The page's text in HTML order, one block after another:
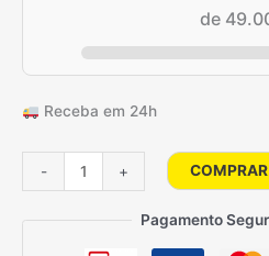
de
Receba em 24h
-
Quantidade
de
50
+ COMPRAR
Pagamento